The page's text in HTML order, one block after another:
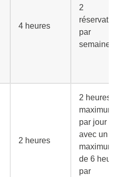
4 heures
2
par
semaine
2 heures
2 heures
maximum
par jour
avec un
maximum
de 6
par